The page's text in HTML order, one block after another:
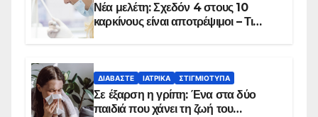
Νέα μελέτη: Σχεδόν 4 στους 10
καρκίνους είναι αποτρέψιμοι – Τι
ΔΙΑΒΆΣΤΕ ΙΑΤΡΙΚΆ ΣΤΙΓΜΙΌΤΥΠΑ
Σε έξαρση η γρίπη: Ένα στα δύο
παιδιά που χάνει τη ζωή του